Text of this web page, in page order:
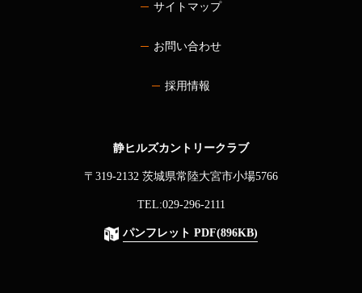
サイトマップ
お問い合わせ
採用情報
静ヒルズカントリークラブ
〒319-2132 茨城県常陸大宮市小場5766
TEL:029-296-2111
パンフレット PDF(896KB)